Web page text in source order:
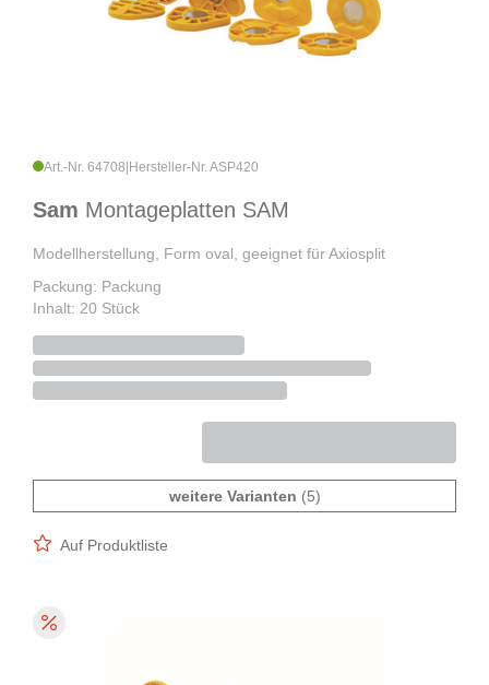
Art.-Nr. 64708 Hersteller-Nr. ASP420
Sam Montageplatten SAM
Modellherstellung, Form oval, geeignet für Axiosplit
Packung: Packung
Inhalt: 20 Stück
weitere Varianten (5)
Auf Produktliste